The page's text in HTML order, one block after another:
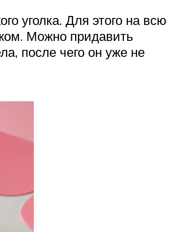
уголка. Для этого на всю
Можно придавить
после чего он уже не